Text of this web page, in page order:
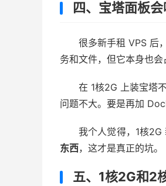
四、宝塔面板
很多新手租 VPS 后
务和文件，但它本身也会
在 1核2G 上装宝塔
问题不大。要是再加
我个人觉得，1核2G
东西，这才是真正的坑。
五、1核2G和2